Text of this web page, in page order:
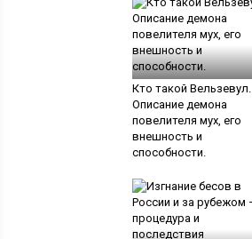
Кто такой Вельзевул.
Описание демона
повелителя мух, его
внешность и
способности.